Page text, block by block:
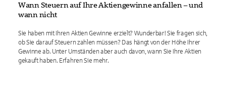
Wann Steuern auf Ihre Aktiengewinne anfallen – und
wann nicht
Sie haben mit Ihren Aktien Gewinne erzielt? Wunderbar! Sie fragen sich,
ob Sie darauf Steuern zahlen müssen? Das hängt von der Höhe Ihrer
Gewinne ab. Unter Umständen aber auch davon, wann Sie Ihre Aktien
gekauft haben. Erfahren Sie mehr.